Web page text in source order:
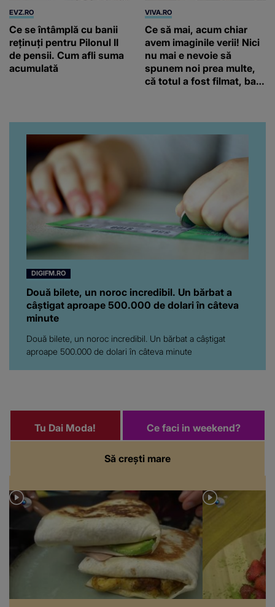
EVZ.RO
Ce se întâmplă cu banii
reținuți pentru Pilonul II
de pensii. Cum afli suma
acumulată
VIVA.RO
Ce să mai, acum chiar
avem imaginile verii! Nici
nu mai e nevoie să
spunem noi prea multe,
că totul a fost filmat, ba
da, frumoasa iubită a lui
Florin Ristei e...
DIGIFM.RO
Două bilete, un noroc incredibil. Un bărbat a
câștigat aproape 500.000 de dolari în câteva
minute
Două bilete, un noroc incredibil. Un bărbat a câștigat
aproape 500.000 de dolari în câteva minute
Să crești mare
Tu Dai Moda! Ce faci in weekend?